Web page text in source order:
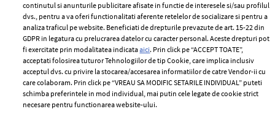
2024
Despre ELLE
Romania
Contact
Abonamente
Politica de
confidențialitate
Politica de cookies
Publicitate
continutul si anunturile publicitare afisate in functie de interesele si/sau profilul
dvs., pentru a va oferi functionalitati aferente retelelor de socializare si pentru a
analiza traficul pe website. Beneficiati de drepturile prevazute de art. 15-22 din
GDPR in legatura cu prelucrarea datelor cu caracter personal. Aceste drepturi pot
fi exercitate prin modalitatea indicataaici. Prin click pe “ACCEPT TOATE”,
acceptati folosirea tuturor Tehnologiilor de tip Cookie, care implica inclusiv
acceptul dvs. cu privire la stocarea/accesarea informatiilor de catre Vendor-ii cu
care colaboram. Prin click pe “VREAU SA MODIFIC SETARILE INDIVIDUAL” puteti
schimba preferintele in mod individual, mai putin cele legate de cookie strict
necesare pentru functionarea website-ului.